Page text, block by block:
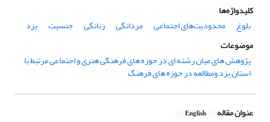
کلیدواژه‌ها
بلوغ
محدودیت‌های اجتماعی مردانگی زنانگی جنسیت
یزد
موضوعات
پژوهش های میان رشته ای در حوزه های فرهنگی هنری و اجتماعی مرتبط با
استان یزد ومطالعه در حوزه های فرهنگ
عنوان مقاله English